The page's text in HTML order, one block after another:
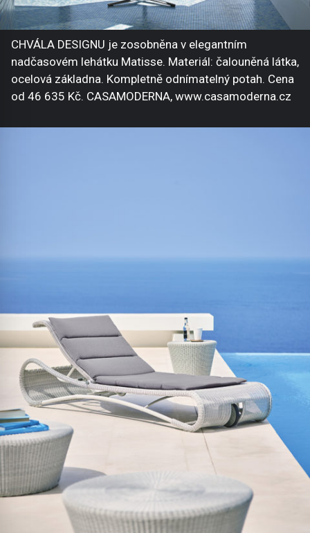
CHVÁLA DESIGNU je zosobněna v elegantním
nadčasovém lehátku Matisse. Materiál: čalouněná látka,
ocelová základna. Kompletně odnímatelný potah. Cena
od 46 635 Kč. CASAMODERNA, www.casamoderna.cz